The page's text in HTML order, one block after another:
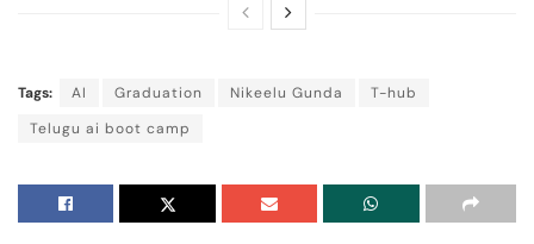
Tags: AI Graduation Nikeelu Gunda
T-hub
Telugu ai boot camp